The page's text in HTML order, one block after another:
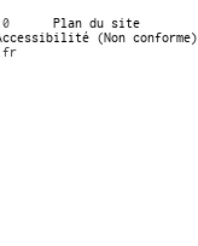
Plan du site
(Non conforme)